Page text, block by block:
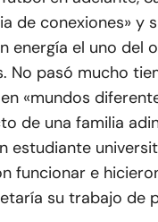
de conexiones» y
energía el uno del
No pasó mucho
«mundos
de una familia
estudiante
funcionar e
su trabajo de